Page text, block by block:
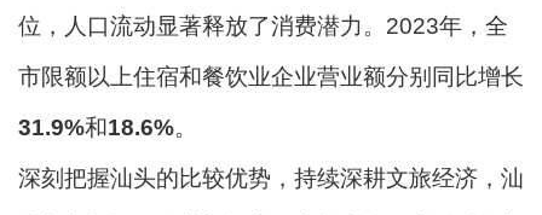
位，人口流动显著释放了消费潜力。2023年，全
市限额以上住宿和餐饮业企业营业额分别同比增长
31.9%和18.6%。
深刻把握汕头的比较优势，持续深耕文旅经济，汕